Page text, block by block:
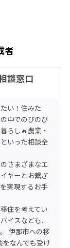
者
談窓口
い！住みた
中でのびのび
らし🔥農業・
いった相談全
さまざまなエ
ヤーとお繋ぎ
実現するお手
住を考えてい
イスなども、
伊那市への移
なんでも受け